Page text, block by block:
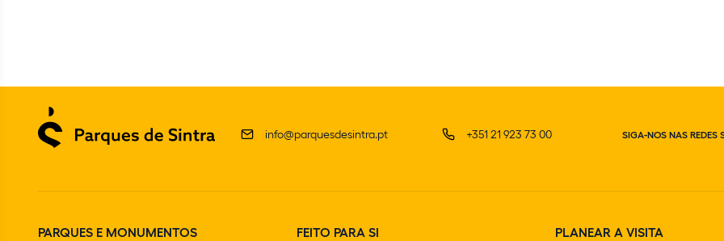
info@parquesdesintra.pt +351 21 923 73 00 SIGA-NOS NAS REDES
PARQUES E MONUMENTOS FEITO PARA SI PLANEAR A VISITA